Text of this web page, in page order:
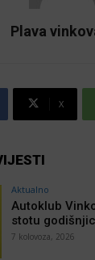
Plava
X
Aktualno
Autoklub
stotu
7 kolovoza, 2026